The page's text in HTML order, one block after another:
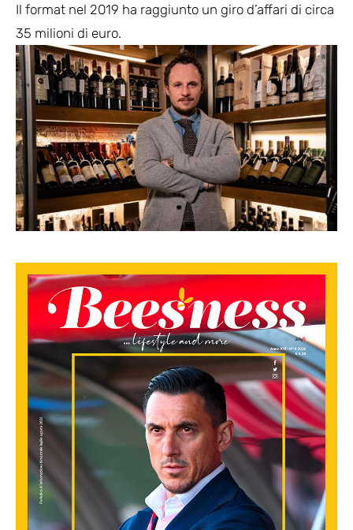
Il format nel 2019 ha raggiunto un giro d’affari di circa
35 milioni di euro.